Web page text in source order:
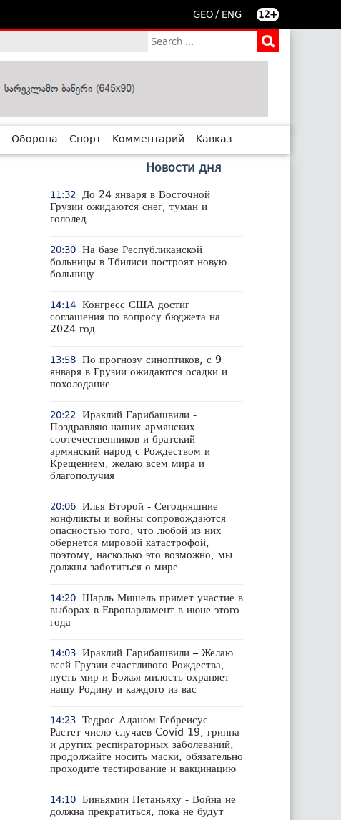
GEO / ENG 12+
Оборона Спорт Комментарий Кавказ
Новости дня
11:32
До 24 января в Восточной
Грузии ожидаются снег, туман и
гололед
20:30 На базе Республиканской
больницы в Тбилиси построят новую
больницу
14:14 Конгресс США достиг
соглашения по вопросу бюджета на
2024 год
13:58 По прогнозу синоптиков, с 9
января в Грузии ожидаются осадки и
похолодание
20:22
Ираклий Гарибашвили -
Поздравляю наших армянских
соотечественников и братский
армянский народ с Рождеством и
Крещением, желаю всем мира и
благополучия
20:06 Илья Второй - Сегодняшние
конфликты и войны сопровождаются
опасностью того, что любой из них
обернется мировой катастрофой,
поэтому, насколько это возможно, мы
должны заботиться о мире
14:20 Шарль Мишель примет участие в
выборах в Европарламент в июне этого
года
14:03 Ираклий Гарибашвили – Желаю
всей Грузии счастливого Рождества,
пусть мир и Божья милость охраняет
нашу Родину и каждого из вас
14:23 Тедрос Аданом Гебреисус -
Растет число случаев Covid-19, гриппа
и других респираторных заболеваний,
продолжайте носить маски, обязательно
проходите тестирование и вакцинацию
14:10 Биньямин Нетаньяху - Война не
должна прекратиться, пока не будут